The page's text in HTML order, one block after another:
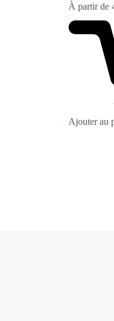
À partir de
Ajouter au